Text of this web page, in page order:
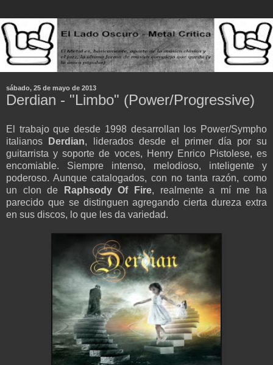
sábado, 25 de mayo de 2013
Derdian - "Limbo" (Power/Progressive)
El trabajo que desde 1998 desarrollan los Power/Sympho
italianos
Derdian, liderados desde el primer día por su
guitarrista y soporte de voces, Henry Enrico Pistolese, es
encomiable. Siempre intenso, melodioso, inteligente y
poderoso. Aunque catalogados, con no tanta razón, como
un clon de
Raphsody Of Fire, realmente a mí me ha
parecido que se distinguen agregando cierta dureza extra
en sus discos, lo que les da variedad.